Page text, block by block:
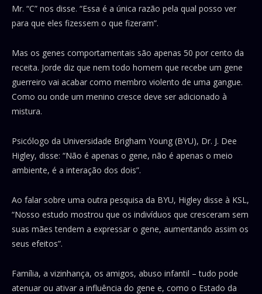
Mr. “C” nos disse. “Essa é a única razão pela qual posso ver
para que eles fizessem o que fizeram”.
Mas os genes comportamentais são apenas 50 por cento da
receita. Jorde diz que nem todo homem que recebe um gene
guerreiro vai acabar como membro violento de uma gangue.
Como ou onde um menino cresce deve ser adicionado à
mistura.
Psicólogo da Universidade Brigham Young (BYU), Dr. J. Dee
Higley, disse: “Não é apenas o gene, não é apenas o meio
ambiente, é a interação dos dois”.
Ao falar sobre uma outra pesquisa da BYU, Higley disse à KSL,
“Nosso estudo mostrou que os indivíduos que cresceram sem
suas mães tendem a expressar o gene, aumentando assim os
seus efeitos”.
Família, a vizinhança, os amigos, abuso infantil – tudo pode
atenuar ou ativar a influência do gene e, como o Estado da